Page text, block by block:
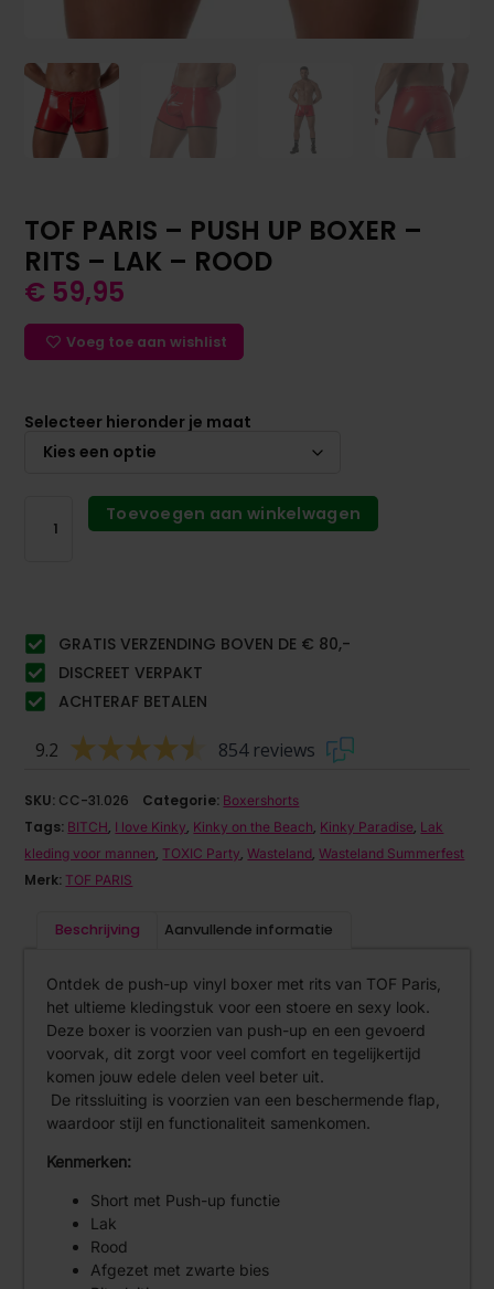
TOF PARIS – PUSH UP BOXER –
RITS – LAK – ROOD
€ 59,95
Voeg toe aan wishlist
Selecteer hieronder je maat
Toevoegen aan winkelwagen
GRATIS VERZENDING BOVEN DE € 80,-
DISCREET VERPAKT
ACHTERAF BETALEN
9.2 854 reviews
SKU: CC-31.026 Categorie: Boxershorts
Tags: BITCH, I love Kinky, Kinky on the Beach, Kinky Paradise, Lak
kleding voor mannen, TOXIC Party,Wasteland,Wasteland Summerfest
Merk: TOF PARIS
Beschrijving Aanvullende informatie
Ontdek de push-up vinyl boxer met rits van TOF Paris,
het ultieme kledingstuk voor een stoere en sexy look.
Deze boxer is voorzien van push-up en een gevoerd
voorvak, dit zorgt voor veel comfort en tegelijkertijd
komen jouw edele delen veel beter uit.
De ritssluiting is voorzien van een beschermende flap,
waardoor stijl en functionaliteit samenkomen.
Kenmerken:
Short met Push-up functie
Lak
Rood
Afgezet met zwarte bies